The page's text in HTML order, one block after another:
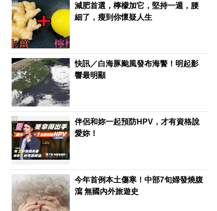
減肥首選，檸檬加它，堅持一週，腰
細了，瘦到你懷疑人生
PR
快訊／白海豚颱風發布海警！明起影
響最明顯
伴侶和妳一起預防HPV，才有資格說
愛妳！
PR
今年首例本土傷寒！中部7旬婦發燒腹
瀉 無國內外旅遊史